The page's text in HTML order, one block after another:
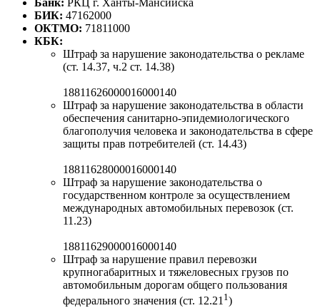
Банк: РКЦ г. Ханты-Мансийска
БИК: 47162000
ОКТМО: 71811000
КБК:
Штраф за нарушение законодательства о рекламе
(ст. 14.37, ч.2 ст. 14.38)
18811626000016000140
Штраф за нарушение законодательства в области
обеспечения санитарно-эпидемиологического
благополучия человека и законодательства в сфере
защиты прав потребителей (ст. 14.43)
18811628000016000140
Штраф за нарушение законодательства о
государственном контроле за осуществлением
международных автомобильных перевозок (ст.
11.23)
18811629000016000140
Штраф за нарушение правил перевозки
крупногабаритных и тяжеловесных грузов по
автомобильным дорогам общего пользования
федерального значения (ст. 12.211)